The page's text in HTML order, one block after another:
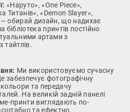
«Наруто», «One Piece»,
Титанів», «Demon Slayer»,
обирай дизайн, що надихає
принтів постійно
артами з
тайтлів.
Ми використовуємо сучасну
забезпечує фотографічну
кольори та передачу
На великій задній панелі
принти виглядають по-
та ефектно.